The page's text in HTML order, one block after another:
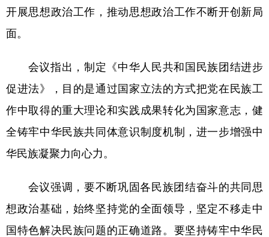
Русский язык 日本語 한국어
开展思想政治工作，推动思想政治工作不断开创新局
面。
会议指出，制定《中华人民共和国民族团结进步
促进法》，目的是通过国家立法的方式把党在民族工
作中取得的重大理论和实践成果转化为国家意志，健
全铸牢中华民族共同体意识制度机制，进一步增强中
华民族凝聚力向心力。
会议强调，要不断巩固各民族团结奋斗的共同思
想政治基础，始终坚持党的全面领导，坚定不移走中
国特色解决民族问题的正确道路。要坚持铸牢中华民